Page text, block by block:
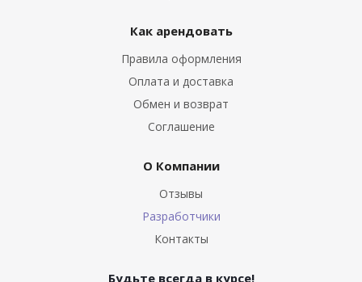
Как арендовать
Правила оформления
Оплата и доставка
Обмен и возврат
Соглашение
О Компании
Отзывы
Разработчики
Контакты
Будьте всегда в курсе!